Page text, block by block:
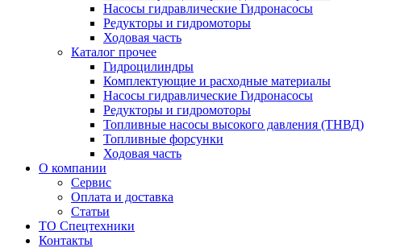
Насосы гидравлические Гидронасосы
Редукторы и гидромоторы
Ходовая часть
Каталог прочее
Гидроцилиндры
Комплектующие и расходные материалы
Насосы гидравлические Гидронасосы
Редукторы и гидромоторы
Топливные насосы высокого давления (ТНВД)
Топливные форсунки
Ходовая часть
О компании
Сервис
Оплата и доставка
Статьи
ТО Спецтехники
Контакты